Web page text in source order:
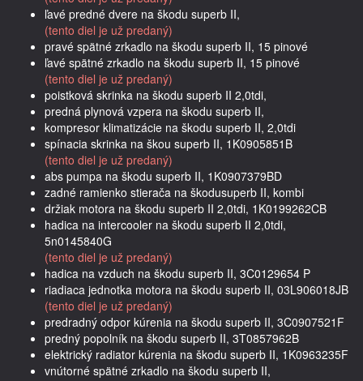
ľavé predné dvere na škodu superb II,
(tento diel je už predaný)
pravé spätné zrkadlo na škodu superb II, 15 pinové
ľavé spätné zrkadlo na škodu superb II, 15 pinové
(tento diel je už predaný)
poistková skrinka na škodu superb II 2,0tdi,
predná plynová vzpera na škodu superb II,
kompresor klimatizácie na škodu superb II, 2,0tdi
spínacia skrinka na škou superb II, 1K0905851B
(tento diel je už predaný)
abs pumpa na škodu superb II, 1K0907379BD
zadné ramienko stierača na škodusuperb II, kombi
držiak motora na škodu superb II 2,0tdi, 1K0199262CB
hadica na intercooler na škodu superb II 2,0tdi,
5n0145840G
(tento diel je už predaný)
hadica na vzduch na škodu superb II, 3C0129654 P
riadiaca jednotka motora na škodu superb II, 03L906018JB
(tento diel je už predaný)
predradný odpor kúrenia na škodu superb II, 3C0907521F
predný popolník na škodu superb II, 3T0857962B
elektrický radiator kúrenia na škodu superb II, 1K0963235F
vnútorné spätné zrkadlo na škodu superb II,